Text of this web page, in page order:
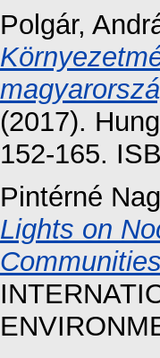
Polgár,
(2017).
152-165.
Pintérné
Lights on